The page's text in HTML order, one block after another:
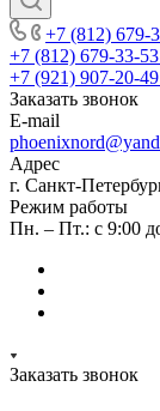
+7 (812) 679-
+7 (812) 679-33-53
+7 (921) 907-20-49
Заказать звонок
E-mail
Адрес
г. Санкт-
Режим работы
Пн. – Пт.: с 9:00
Заказать звонок